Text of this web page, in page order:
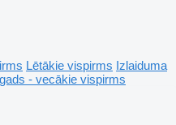
Lētākie vispirms Izlaiduma
- vecākie vispirms